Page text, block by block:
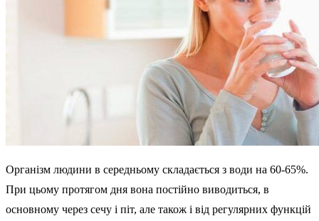
Організм людини в середньому складається з води на 60-65%.
При цьому протягом дня вона постійно виводиться, в
основному через сечу і піт, але також і від регулярних функцій